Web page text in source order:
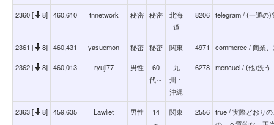
2360 [ 8] 460,610 tnnetwork 秘密 秘密
北海
道
8206 telegram / (一通の)
2361 [ 8] 460,431 yasuemon 秘密 秘密 関東 4971 commerce / 商業
2362 [ 8] 460,013 ryuji77 男性
60
代～
九
州・
沖縄
6278 mencuci / (他)洗う
2363 [ 8] 459,635 Lawliet 男性
14
関東 2556 true / 実際どおり